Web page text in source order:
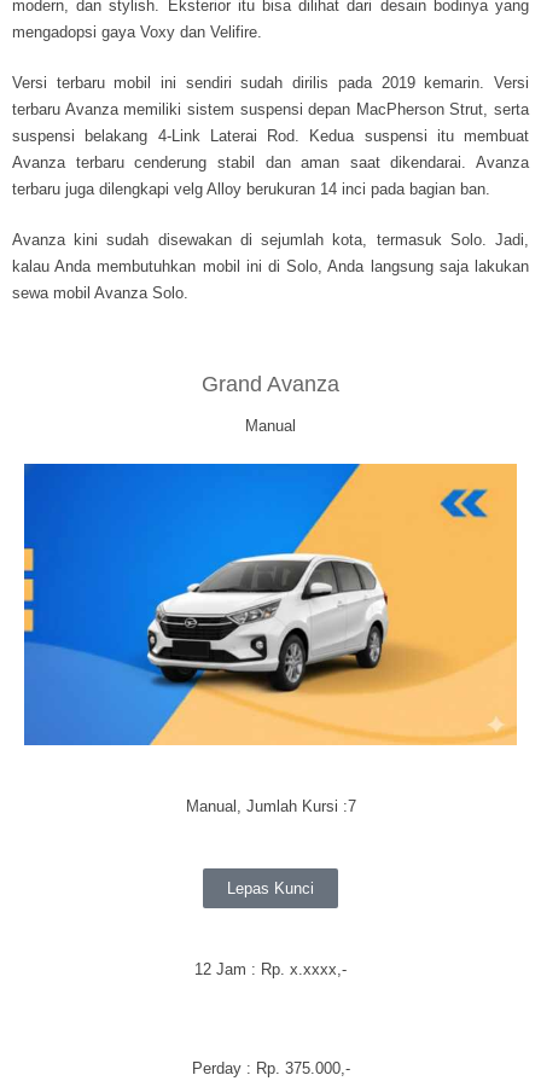
modern, danstylish. Eksterior itu bisa dilihat dari desain bodinya yang
mengadopsi gaya Voxy dan Velifire.
Versi terbaru mobil ini sendiri sudah dirilis pada 2019 kemarin. Versi
terbaru Avanza memiliki sistem suspensi depan MacPherson Strut, serta
suspensi belakang 4-Link Laterai Rod. Kedua suspensi itu membuat
Avanza terbaru cenderung stabil dan aman saat dikendarai. Avanza
terbaru juga dilengkapi velg Alloy berukuran 14 inci pada bagian ban.
Avanza kini sudah disewakan di sejumlah kota, termasuk Solo. Jadi,
kalau Anda membutuhkan mobil ini di Solo, Anda langsung saja lakukan
sewa mobil Avanza Solo.
Grand Avanza
Manual
Manual, Jumlah Kursi :7
Lepas Kunci
12 Jam : Rp. x.xxxx ,-
Perday: Rp. 375.000,-